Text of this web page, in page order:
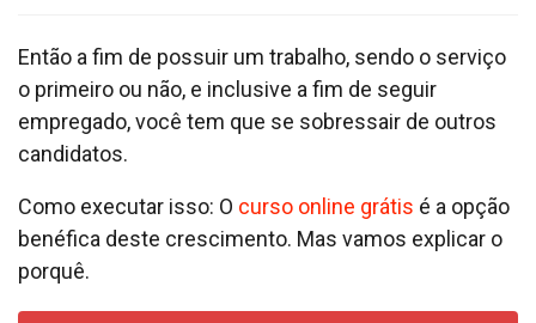
Então a fim de possuir um trabalho, sendo o serviço
o primeiro ou não, e inclusive a fim de seguir
empregado, você tem que se sobressair de outros
candidatos.
Como executar isso: O curso online grátis é a opção
benéfica deste crescimento. Mas vamos explicar o
porquê.